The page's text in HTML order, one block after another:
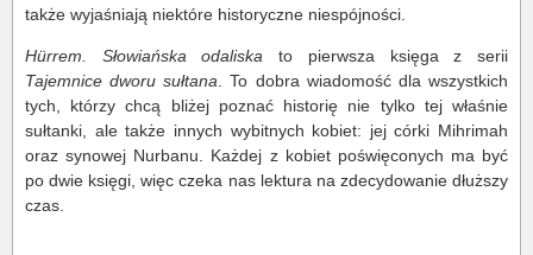
także wyjaśniają niektóre historyczne niespójności.
Hürrem. Słowiańska odaliska to pierwsza księga z serii
Tajemnice dworu sułtana . To dobra wiadomość dla wszystkich
tych, którzy chcą bliżej poznać historię nie tylko tej właśnie
sułtanki, ale także innych wybitnych kobiet: jej córki Mihrimah
oraz synowej Nurbanu. Każdej z kobiet poświęconych ma być
po dwie księgi, więc czeka nas lektura na zdecydowanie dłuższy
czas.